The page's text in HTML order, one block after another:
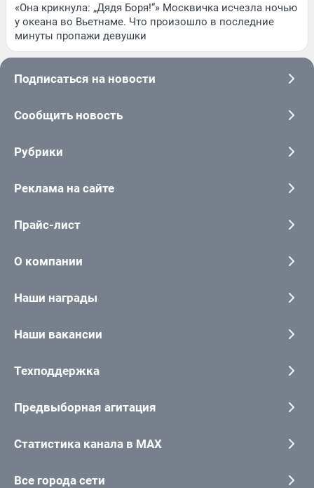
«Она крикнула: „Дядя Боря!“» Москвичка исчезла ночью
у океана во Вьетнаме. Что произошло в последние
минуты пропажи девушки
Подписаться на новости
Сообщить новость
Рубрики
Реклама на сайте
Прайс-лист
О компании
Наши награды
Наши вакансии
Техподдержка
Предвыборная агитация
Статистика канала в MAX
Все города сети